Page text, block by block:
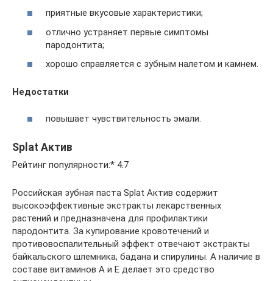
приятные вкусовые характеристики;
отлично устраняет первые симптомы
пародонтита;
хорошо справляется с зубным налетом и камнем.
Недостатки
повышает чувствительность эмали.
Splat Актив
Рейтинг популярности:* 4.7
Российская зубная паста Splat Актив содержит
высокоэффективные экстракты лекарственных
растений и предназначена для профилактики
пародонтита. За купирование кровотечений и
противовоспалительный эффект отвечают экстракты
байкальского шлемника, бадана и спирулины. А наличие в
составе витаминов А и Е делает это средство